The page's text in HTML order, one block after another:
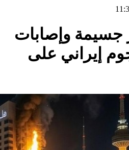
جسيمة وإصابات
إيراني على